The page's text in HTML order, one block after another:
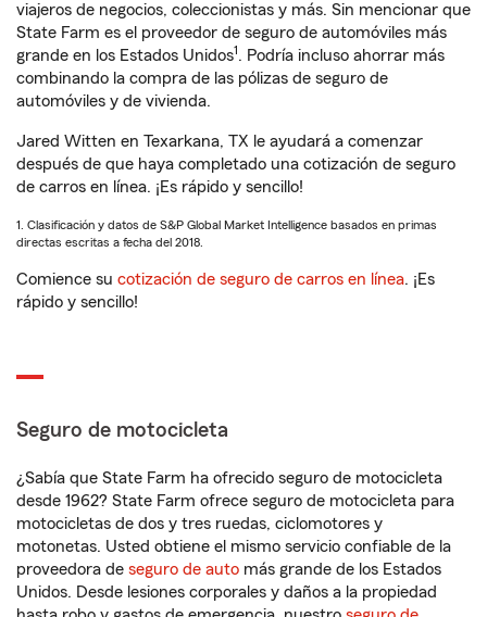
viajeros de negocios, coleccionistas y más. Sin mencionar que
State Farm es el proveedor de seguro de automóviles más
grande en los Estados Unidos1. Podría incluso ahorrar más
combinando la compra de las pólizas de seguro de
automóviles y de vivienda.
Jared Witten en Texarkana, TX le ayudará a comenzar
después de que haya completado una cotización de seguro
de carros en línea. ¡Es rápido y sencillo!
1. Clasificación y datos de S&P Global Market Intelligence basados en primas
directas escritas a fecha del 2018.
Comience su cotización de seguro de carros en línea. ¡Es
rápido y sencillo!
Seguro de motocicleta
¿Sabía que State Farm ha ofrecido seguro de motocicleta
desde 1962? State Farm ofrece seguro de motocicleta para
motocicletas de dos y tres ruedas, ciclomotores y
motonetas. Usted obtiene el mismo servicio confiable de la
proveedora de seguro de auto más grande de los Estados
Unidos. Desde lesiones corporales y daños a la propiedad